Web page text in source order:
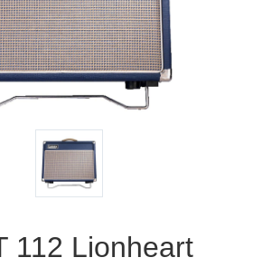
112 Lionheart